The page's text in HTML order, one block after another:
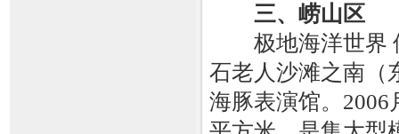
三、崂山区
极地海洋世界
石老人沙滩之南（
海豚表演馆。2006